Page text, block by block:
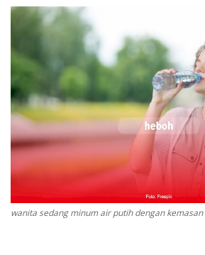
wanita sedang minum air putih dengan